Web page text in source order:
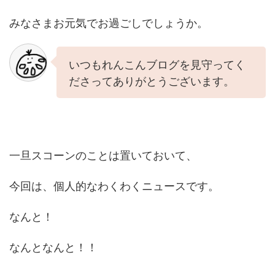
みなさまお元気でお過ごしでしょうか。
いつもれんこんブログを見守ってく
ださってありがとうございます。
一旦スコーンのことは置いておいて、
今回は、個人的なわくわくニュースです。
なんと！
なんとなんと！！